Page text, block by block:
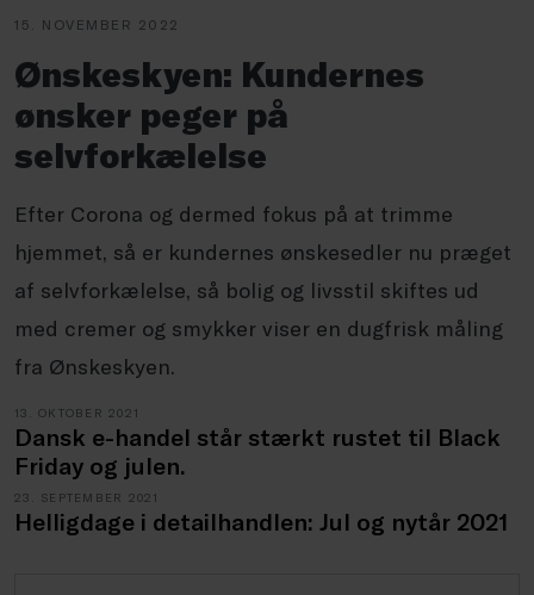
15. NOVEMBER 2022
Ønskeskyen: Kundernes
ønsker peger på
selvforkælelse
Efter Corona og dermed fokus på at trimme
hjemmet, så er kundernes ønskesedler nu præget
af selvforkælelse, så bolig og livsstil skiftes ud
med cremer og smykker viser en dugfrisk måling
fra Ønskeskyen.
13. OKTOBER 2021
Dansk e-handel står stærkt rustet til Black
Friday og julen.
23. SEPTEMBER 2021
Helligdage i detailhandlen: Jul og nytår 2021